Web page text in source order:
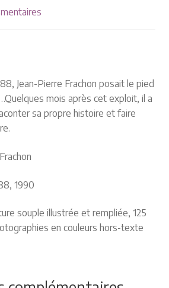
Jean-Pierre Frachon posait le pied
mois après cet exploit, il a
sa propre histoire et faire
1990
souple illustrée et rempliée, 125
en couleurs hors-texte